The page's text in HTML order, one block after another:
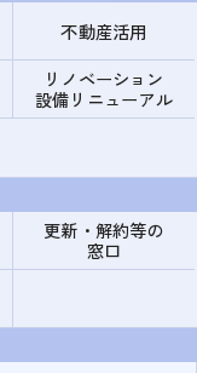
不動産活用
リノベーション
設備リニューアル
更新・解約等の
窓口